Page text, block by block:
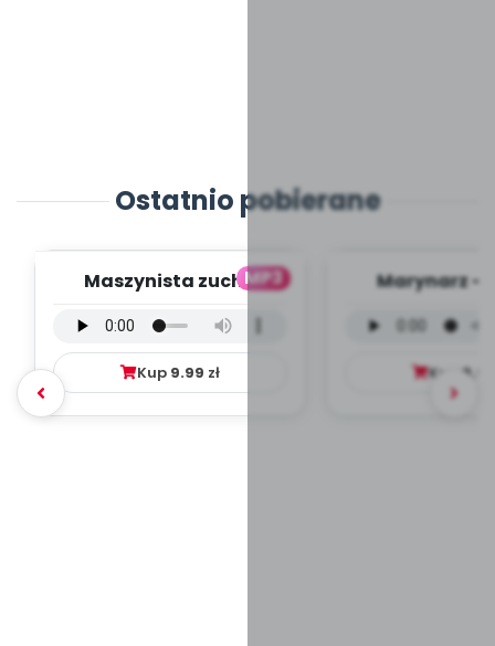
Ostatnio pobierane
MP3
Maszynista zuch -
mp3)
Kup 9.99 zł
Marynarz -
Kup 9.99